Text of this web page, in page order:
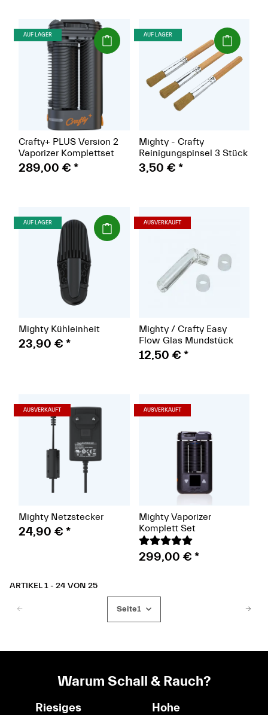
AUF LAGER (Paket)
Crafty+ PLUS Version 2
Vaporizer Komplettset
289,00 € *
AUF LAGER (Paket)
Mighty - Crafty
Reinigungspinsel 3 Stück
3,50 € *
AUF LAGER (Paket)
Mighty Kühleinheit
23,90 € *
AUSVERKAUFT
Mighty / Crafty Easy
Flow Glas Mundstück
12,50 € *
AUSVERKAUFT (Paket)
Mighty Netzstecker
24,90 € *
AUSVERKAUFT
Mighty Vaporizer
Komplett Set
299,00 € *
ARTIKEL 1 - 24 VON 25
Seite1
Warum Schall & Rauch?
Riesiges
Hohe